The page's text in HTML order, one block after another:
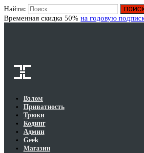
Найти:
Временная скидка 50% на годовую
Взлом
Приватность
Трюки
Кодинг
Админ
Geek
Магазин